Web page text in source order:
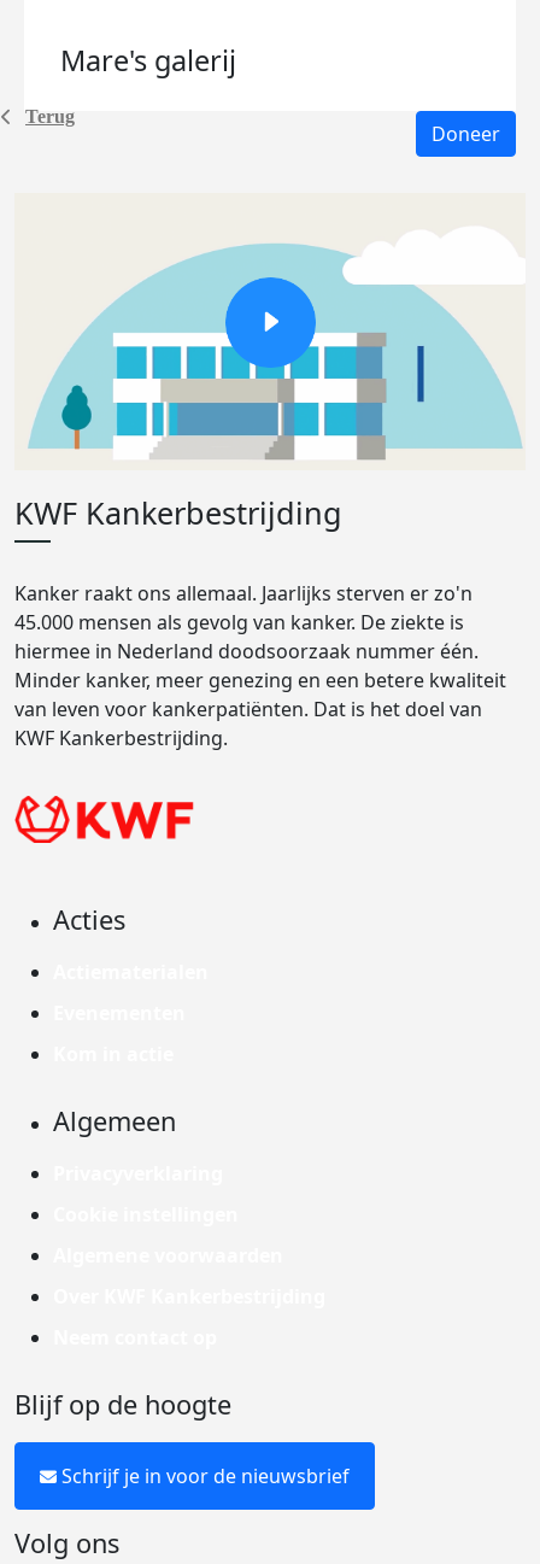
Terug
Mare's galerij
Doneer
KWF Kankerbestrijding
Kanker raakt ons allemaal. Jaarlijks sterven er zo'n
45.000 mensen als gevolg van kanker. De ziekte is
hiermee in Nederland doodsoorzaak nummer één.
Minder kanker, meer genezing en een betere kwaliteit
van leven voor kankerpatiënten. Dat is het doel van
KWF Kankerbestrijding.
Acties
Algemeen
Blijf op de hoogte
Schrijf je in voor de nieuwsbrief
Volg ons